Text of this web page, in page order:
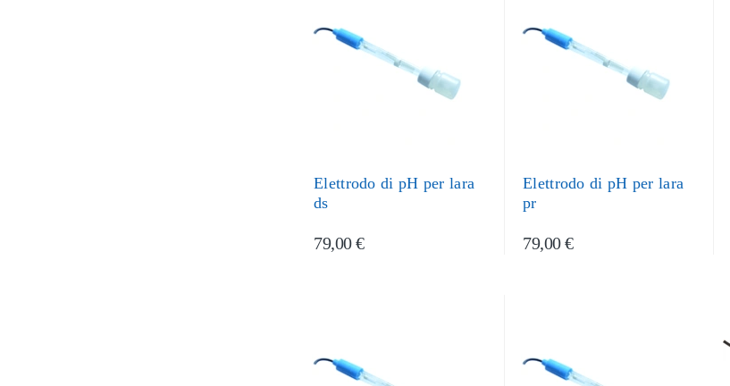
Elettrodo di pH per lara
ds
79,00 €
Elettrodo di pH per lara
pr
79,00 €